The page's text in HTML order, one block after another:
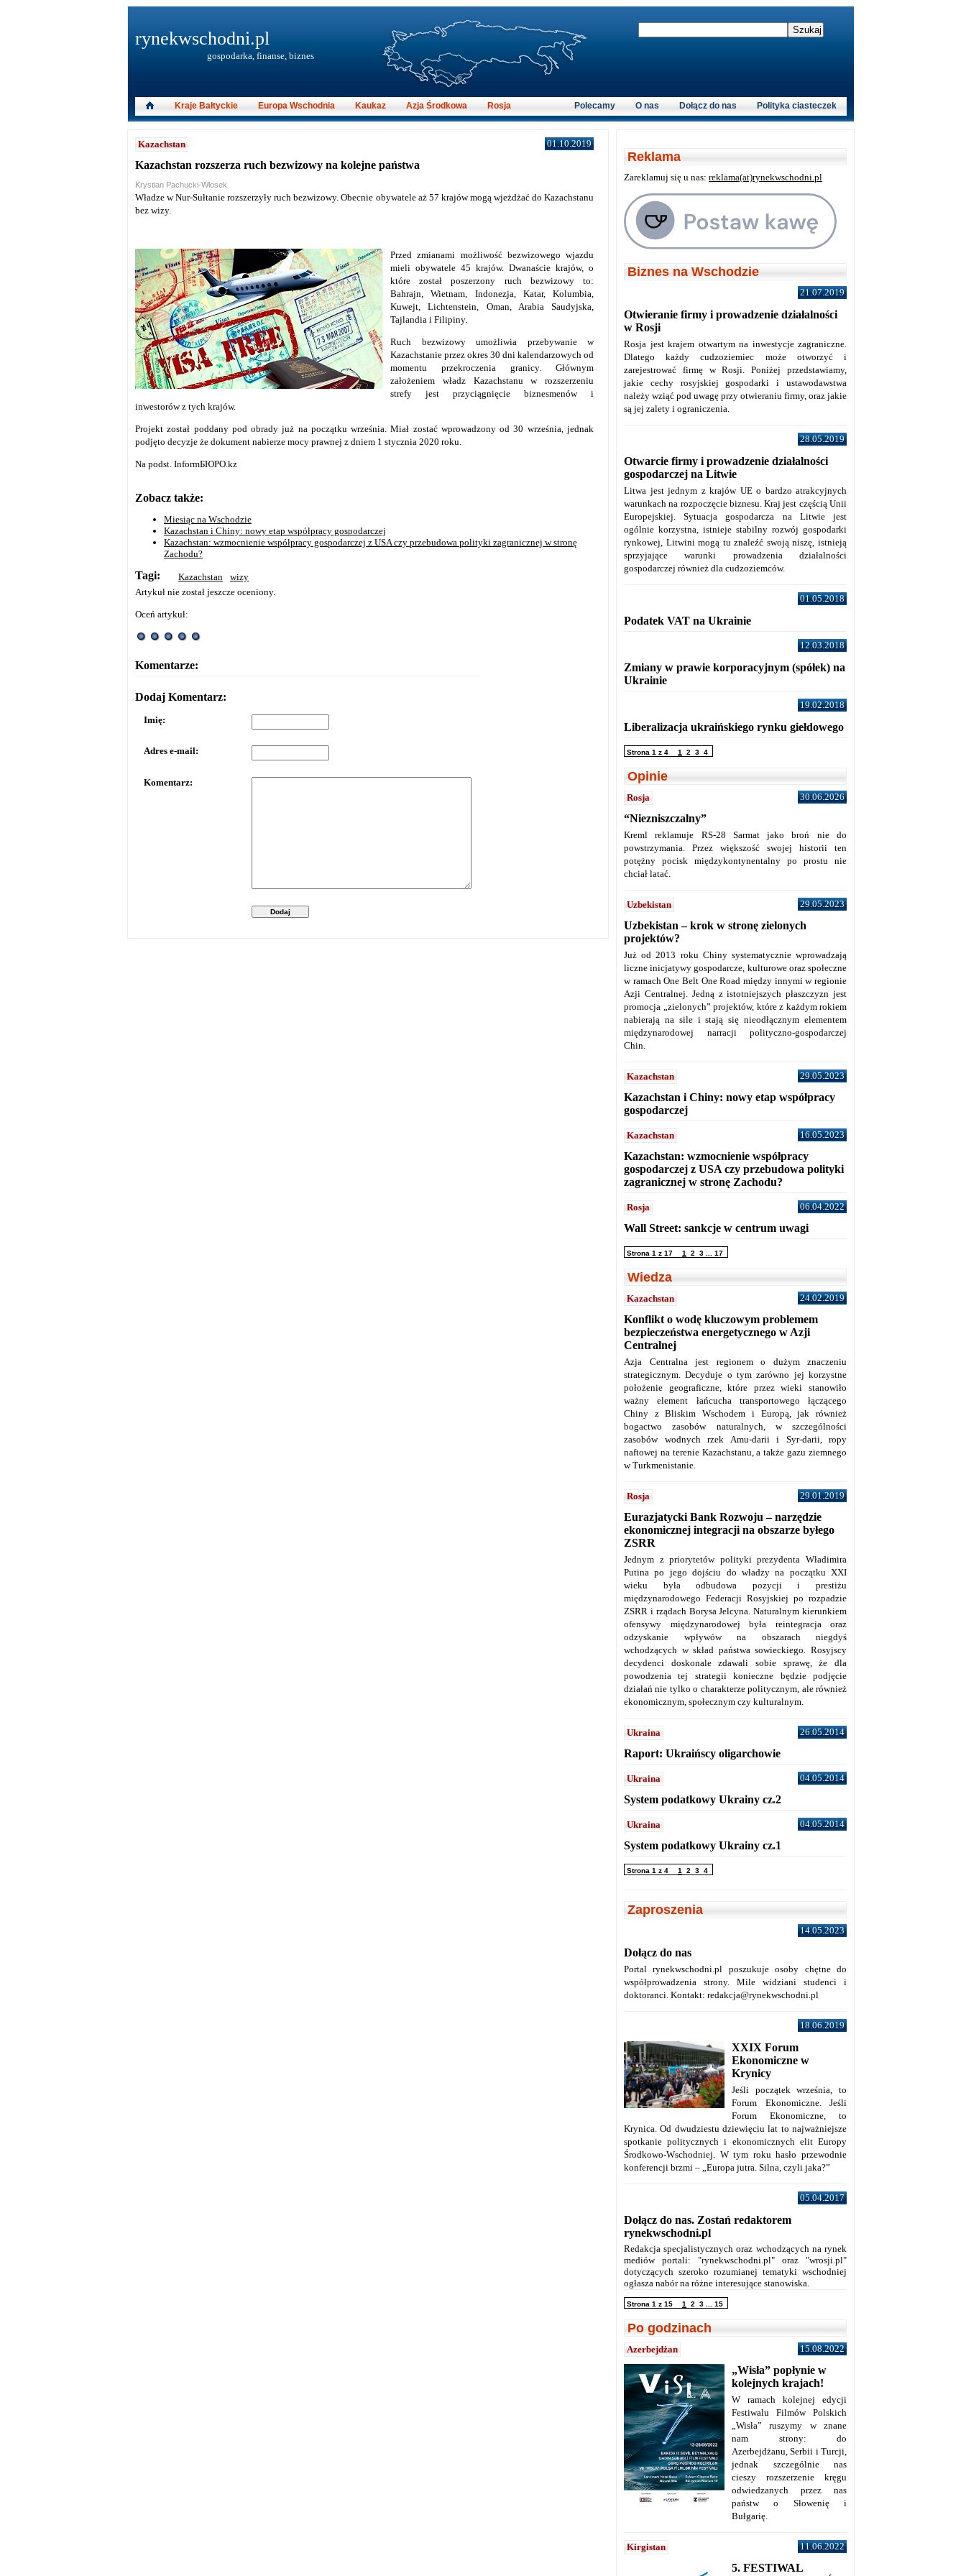
Kazachstan 01.10.2019
Kazachstan rozszerza ruch bezwizowy na kolejne państwa
Krystian Pachucki-Włosek
Władze w Nur-Sułtanie rozszerzyły ruch bezwizowy. Obecnie obywatele aż 57 krajów mogą wjeżdżać do Kazachstanu
bez wizy.
Przed zmianami możliwość bezwizowego wjazdu
mieli obywatele 45 krajów. Dwanaście krajów, o
które został poszerzony ruch bezwizowy to:
Bahrajn, Wietnam, Indonezja, Katar, Kolumbia,
Kuwejt, Lichtenstein, Oman, Arabia Saudyjska,
Tajlandia i Filipiny.
Ruch bezwizowy umożliwia przebywanie w
Kazachstanie przez okres 30 dni kalendarzowych od
momentu przekroczenia granicy. Głównym
założeniem władz Kazachstanu w rozszerzeniu
strefy jest przyciągnięcie biznesmenów i
inwestorów z tych krajów.
Projekt został poddany pod obrady już na początku września. Miał zostać wprowadzony od 30 września, jednak
podjęto decyzje że dokument nabierze mocy prawnej z dniem 1 stycznia 2020 roku.
Na podst. InformБЮРО.kz
Zobacz także:
Miesiąc na Wschodzie
Kazachstan i Chiny: nowy etap współpracy gospodarczej
Kazachstan: wzmocnienie współpracy gospodarczej z USA czy przebudowa polityki zagranicznej w stronę
Zachodu?
Tagi: Kazachstan
wizy
Artykuł nie został jeszcze oceniony.
Oceń artykuł:
Komentarze:
Dodaj Komentarz:
Imię:
Adres e-mail:
Komentarz:
Dodaj
rynekwschodni.pl
gospodarka, finanse, biznes
Kraje Bałtyckie Europa Wschodnia Kaukaz Azja Środkowa Rosja Polityka ciasteczek
Dołącz do nas
O nas
Polecamy
Reklama
Zareklamuj się u nas: reklama(at)rynekwschodni.pl
Biznes na Wschodzie
21.07.2019
Otwieranie firmy i prowadzenie działalności
w Rosji
Rosja jest krajem otwartym na inwestycje zagraniczne.
Dlatego każdy cudzoziemiec może otworzyć i
zarejestrować firmę w Rosji. Poniżej przedstawiamy,
jakie cechy rosyjskiej gospodarki i ustawodawstwa
należy wziąć pod uwagę przy otwieraniu firmy, oraz jakie
są jej zalety i ograniczenia.
28.05.2019
Otwarcie firmy i prowadzenie działalności
gospodarczej na Litwie
Litwa jest jednym z krajów UE o bardzo atrakcyjnych
warunkach na rozpoczęcie biznesu. Kraj jest częścią Unii
Europejskiej. Sytuacja gospodarcza na Litwie jest
ogólnie korzystna, istnieje stabilny rozwój gospodarki
rynkowej, Litwini mogą tu znaleźć swoją niszę, istnieją
sprzyjające warunki prowadzenia działalności
gospodarczej również dla cudzoziemców.
01.05.2018
Podatek VAT na Ukrainie
12.03.2018
Zmiany w prawie korporacyjnym (spółek) na
Ukrainie
19.02.2018
Liberalizacja ukraińskiego rynku giełdowego
Strona 1 z 4 1 2 3 4
Opinie
Rosja 30.06.2026
“Niezniszczalny”
Kreml reklamuje RS-28 Sarmat jako broń nie do
powstrzymania. Przez większość swojej historii ten
potężny pocisk międzykontynentalny po prostu nie
chciał latać.
Uzbekistan 29.05.2023
Uzbekistan – krok w stronę zielonych
projektów?
Już od 2013 roku Chiny systematycznie wprowadzają
liczne inicjatywy gospodarcze, kulturowe oraz społeczne
w ramach One Belt One Road między innymi w regionie
Azji Centralnej. Jedną z istotniejszych płaszczyzn jest
promocja „zielonych” projektów, które z każdym rokiem
nabierają na sile i stają się nieodłącznym elementem
międzynarodowej narracji polityczno-gospodarczej
Chin.
Kazachstan 29.05.2023
Kazachstan i Chiny: nowy etap współpracy
gospodarczej
Kazachstan 16.05.2023
Kazachstan: wzmocnienie współpracy
gospodarczej z USA czy przebudowa polityki
zagranicznej w stronę Zachodu?
Rosja 06.04.2022
Wall Street: sankcje w centrum uwagi
Strona 1 z 17 1 2 3 17
Wiedza
Kazachstan 24.02.2019
Konflikt o wodę kluczowym problemem
bezpieczeństwa energetycznego w Azji
Centralnej
Azja Centralna jest regionem o dużym znaczeniu
strategicznym. Decyduje o tym zarówno jej korzystne
położenie geograficzne, które przez wieki stanowiło
ważny element łańcucha transportowego łączącego
Chiny z Bliskim Wschodem i Europą, jak również
bogactwo zasobów naturalnych, w szczególności
zasobów wodnych rzek Amu-darii i Syr-darii, ropy
naftowej na terenie Kazachstanu, a także gazu ziemnego
w Turkmenistanie.
Rosja 29.01.2019
Eurazjatycki Bank Rozwoju – narzędzie
ekonomicznej integracji na obszarze byłego
ZSRR
Jednym z priorytetów polityki prezydenta Władimira
Putina po jego dojściu do władzy na początku XXI
wieku była odbudowa pozycji i prestiżu
międzynarodowego Federacji Rosyjskiej po rozpadzie
ZSRR i rządach Borysa Jelcyna. Naturalnym kierunkiem
ofensywy międzynarodowej była reintegracja oraz
odzyskanie wpływów na obszarach niegdyś
wchodzących w skład państwa sowieckiego. Rosyjscy
decydenci doskonale zdawali sobie sprawę, że dla
powodzenia tej strategii konieczne będzie podjęcie
działań nie tylko o charakterze politycznym, ale również
ekonomicznym, społecznym czy kulturalnym.
Ukraina 26.05.2014
Raport: Ukraińscy oligarchowie
Ukraina 04.05.2014
System podatkowy Ukrainy cz.2
Ukraina 04.05.2014
System podatkowy Ukrainy cz.1
Strona 1 z 4 1 2 3 4
Zaproszenia
14.05.2023
Dołącz do nas
Portal rynekwschodni.pl poszukuje osoby chętne do
współprowadzenia strony. Mile widziani studenci i
doktoranci. Kontakt: redakcja@rynekwschodni.pl
18.06.2019
XXIX Forum
Ekonomiczne w
Krynicy
Jeśli początek września, to
Forum Ekonomiczne. Jeśli
Forum Ekonomiczne, to
Krynica. Od dwudziestu dziewięciu lat to najważniejsze
spotkanie politycznych i ekonomicznych elit Europy
Środkowo-Wschodniej. W tym roku hasło przewodnie
konferencji brzmi – „Europa jutra. Silna, czyli jaka?”
05.04.2017
Dołącz do nas. Zostań redaktorem
rynekwschodni.pl
Redakcja specjalistycznych oraz wchodzących na rynek
mediów portali: "rynekwschodni.pl" oraz "wrosji.pl"
dotyczących szeroko rozumianej tematyki wschodniej
ogłasza nabór na różne interesujące stanowiska.
Strona 1 z 15 1 2 3 15
Po godzinach
Azerbejdżan 15.08.2022
„Wisła” popłynie w
kolejnych krajach!
W ramach kolejnej edycji
Festiwalu Filmów Polskich
„Wisła” ruszymy w znane
nam strony: do
Azerbejdżanu, Serbii i Turcji,
jednak szczególnie nas
cieszy rozszerzenie kręgu
odwiedzanych przez nas
państw o Słowenię i
Bułgarię.
Kirgistan 11.06.2022
5. FESTIWAL